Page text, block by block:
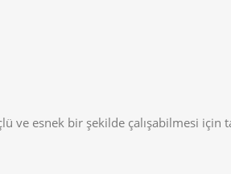
ve esnek bir şekilde çalışabilmesi için